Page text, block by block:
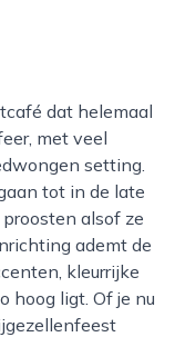
met veel
setting.
tot in de late
alsof ze
ademt de
kleurrijke
hoog ligt. Of je nu